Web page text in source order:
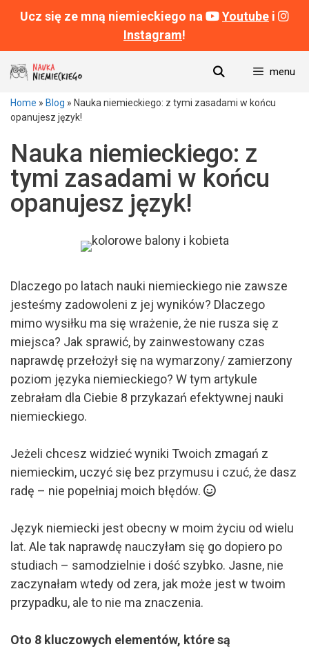
Ucz się ze mną niemieckiego na Youtube i
Instagram!
do
treści
menu
Home » Blog » Nauka niemieckiego: z tymi zasadami w końcu
opanujesz język!
Nauka niemieckiego: z
tymi zasadami w końcu
opanujesz język!
Dlaczego po latach nauki niemieckiego nie zawsze
jesteśmy zadowoleni z jej wyników? Dlaczego
mimo wysiłku ma się wrażenie, że nie rusza się z
miejsca? Jak sprawić, by zainwestowany czas
naprawdę przełożył się na wymarzony/ zamierzony
poziom języka niemieckiego? W tym artykule
zebrałam dla Ciebie 8 przykazań efektywnej nauki
niemieckiego.
Jeżeli chcesz widzieć wyniki Twoich zmagań z
niemieckim, uczyć się bez przymusu i czuć, że dasz
radę – nie popełniaj moich błędów.
Język niemiecki jest obecny w moim życiu od wielu
lat. Ale tak naprawdę nauczyłam się go dopiero po
studiach – samodzielnie i dość szybko. Jasne, nie
zaczynałam wtedy od zera, jak może jest w twoim
przypadku, ale to nie ma znaczenia.
Oto 8 kluczowych elementów, które są